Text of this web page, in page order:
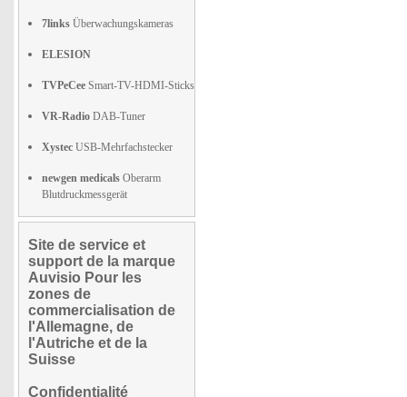
7links Überwachungskameras
ELESION
TVPeCee Smart-TV-HDMI-Sticks
VR-Radio DAB-Tuner
Xystec USB-Mehrfachstecker
newgen medicals Oberarm
Blutdruckmessgerät
Site de service et
support de la marque
Auvisio Pour les
zones de
commercialisation de
l'Allemagne, de
l'Autriche et de la
Suisse
Confidentialité